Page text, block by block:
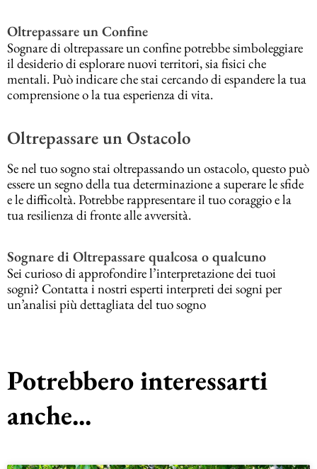
Oltrepassare un Confine
Sognare di oltrepassare un confine potrebbe simboleggiare
il desiderio di esplorare nuovi territori, sia fisici che
mentali. Può indicare che stai cercando di espandere la tua
comprensione o la tua esperienza di vita.
Oltrepassare un Ostacolo
Se nel tuo sogno stai oltrepassando un ostacolo, questo può
essere un segno della tua determinazione a superare le sfide
e le difficoltà. Potrebbe rappresentare il tuo coraggio e la
tua resilienza di fronte alle avversità.
Sognare di Oltrepassare qualcosa o qualcuno
Sei curioso di approfondire l’interpretazione dei tuoi
sogni? Contatta i nostri esperti interpreti dei sogni per
un’analisi più dettagliata del tuo sogno
Potrebbero interessarti
anche...